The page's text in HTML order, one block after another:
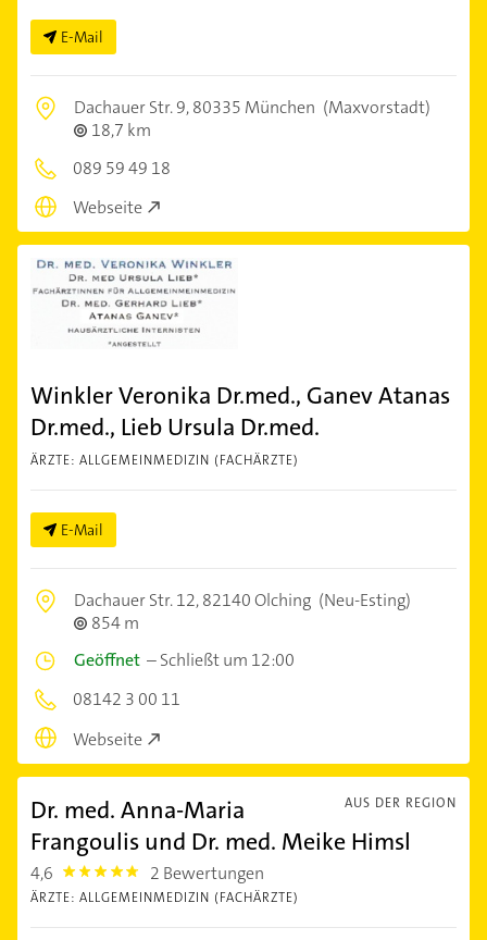
E-Mail
Dachauer Str. 9,80335 München (Maxvorstadt)
18,7 km
089 59 49 18
Webseite
Winkler Veronika Dr.med., Ganev Atanas
Dr.med., Lieb Ursula Dr.med.
ÄRZTE: ALLGEMEINMEDIZIN (FACHÄRZTE)
E-Mail
Dachauer Str. 12,82140 Olching (Neu-Esting)
854 m
Geöffnet –Schließt um 12:00
08142 3 00 11
Webseite
AUS DER REGION
Dr. med. Anna-Maria
Frangoulis und Dr. med. Meike Himsl
4,6 4.6 2 Bewertungen
ÄRZTE: ALLGEMEINMEDIZIN (FACHÄRZTE)